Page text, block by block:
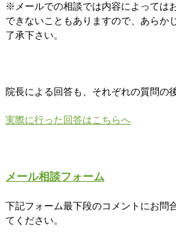
※メールでの相談では内容によっては
できないこともありますので、あらか
了承下さい。
院長による回答も、それぞれの質問の
実際に行った回答はこちらへ
メール相談フォーム
下記フォーム最下段のコメントにお問
てください。